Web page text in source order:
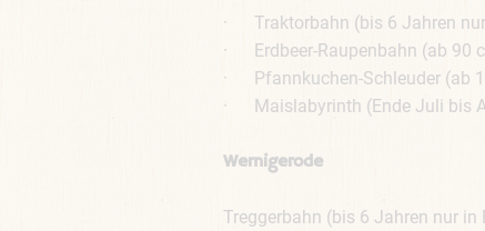
· Traktorbahn (bis 6 Jahren
· Erdbeer-Raupenbahn (ab 90
· Pfannkuchen-Schleuder (ab
· Maislabyrinth (Ende Juli bis
Wernigerode
Treggerbahn (bis 6 Jahren nur in